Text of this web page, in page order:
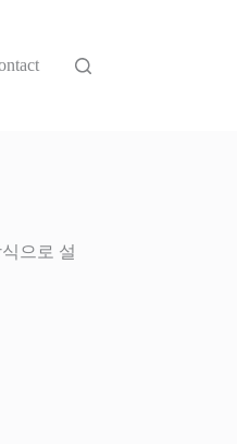
으로 설